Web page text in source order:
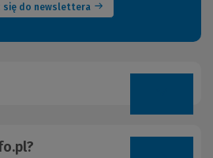
się do newslettera